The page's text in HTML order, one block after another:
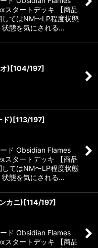
スタートデッキ 【商品
てはNM〜LP程度状態
状態を気にされる…
)[104/197]
ド)[113/197]
ド Obsidian Flames
スタートデッキ 【商品
てはNM〜LP程度状態
状態を気にされる…
カニ)[114/197]
ド Obsidian Flames
スタートデッキ 【商品